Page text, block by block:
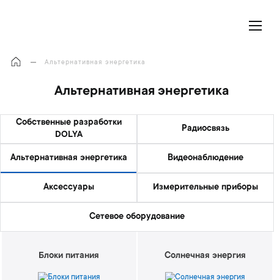
Альтернативная энергетика
Альтернативная энергетика
Собственные разработки
DOLYA
Радиосвязь
Альтернативная энергетика Видеонаблюдение
Аксессуары Измерительные приборы
Сетевое оборудование
Блоки питания Солнечная энергия